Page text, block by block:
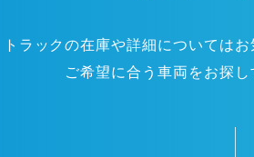
トラックの在庫や詳細については
ご希望に合う車両をお探し